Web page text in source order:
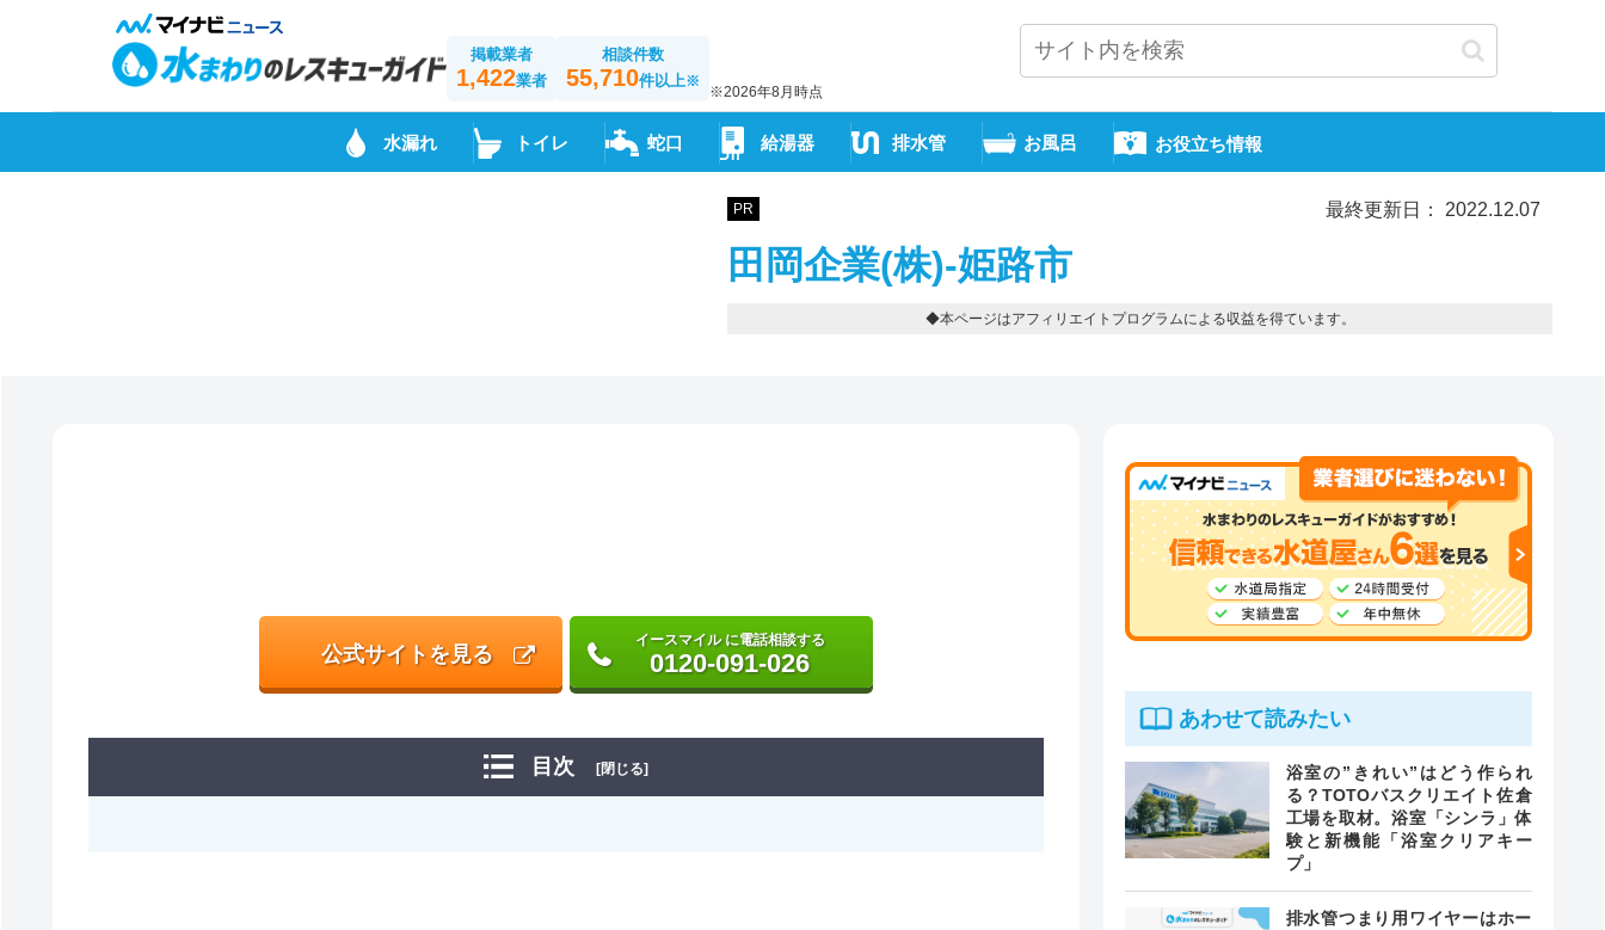
掲載業者
1,422業者
相談件数
55,710件以上※
※2026年8月時点
水漏れ トイレ 蛇口 給湯器 排水管 お風呂 お役立ち情報
PR 最終更新日： 2022.12.07
田岡企業(株)-姫路市
◆本ページはアフィリエイトプログラムによる収益を得ています。
公式サイトを見る
イースマイル に電話相談する
0120-091-026
目次 [閉じる]
あわせて読みたい
浴室の”きれい”はどう作られ
る？TOTOバスクリエイト佐倉
工場を取材。浴室「シンラ」体
験と新機能「浴室クリアキー
プ」
排水管つまり用ワイヤーはホー